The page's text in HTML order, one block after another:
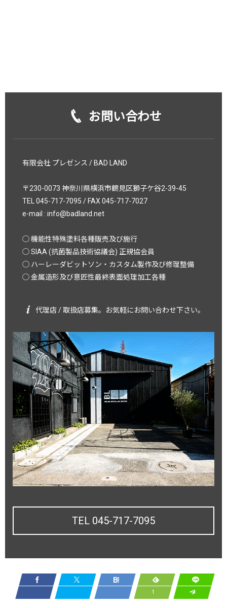
お問い合わせ
有限会社 プレゼンス / BAD LAND
〒230-0073 神奈川県横浜市鶴見区獅子ケ谷2-39-45
TEL 045-717-7095 / FAX 045-717-7027
e-mail : info@badland.net
◯ 機能性特殊塗料各種販売及び施行
◯ SIAA (抗菌製品技術協議会) 正規協会員
◯ ハーレーダビットソン・カスタム製作及び修理整備
◯ 金属造形及び意匠性最終表面処理加工各種
代理店 / 取扱店募集。お気軽にお問い合わせ下さい。
TEL 045-717-7095
1